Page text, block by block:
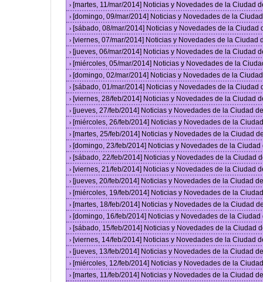
› [martes, 11/mar/2014] Noticias y Novedades de la Ciudad
› [domingo, 09/mar/2014] Noticias y Novedades de la
› [sábado, 08/mar/2014] Noticias y Novedades de la Ciudad
› [viernes, 07/mar/2014] Noticias y Novedades de la Ciudad
› [jueves, 06/mar/2014] Noticias y Novedades de la Ciudad
› [miércoles, 05/mar/2014] Noticias y Novedades de la
› [domingo, 02/mar/2014] Noticias y Novedades de la
› [sábado, 01/mar/2014] Noticias y Novedades de la Ciudad
› [viernes, 28/feb/2014] Noticias y Novedades de la Ciudad
› [jueves, 27/feb/2014] Noticias y Novedades de la Ciudad
› [miércoles, 26/feb/2014] Noticias y Novedades de la
› [martes, 25/feb/2014] Noticias y Novedades de la Ciudad
› [domingo, 23/feb/2014] Noticias y Novedades de la
› [sábado, 22/feb/2014] Noticias y Novedades de la Ciudad
› [viernes, 21/feb/2014] Noticias y Novedades de la Ciudad
› [jueves, 20/feb/2014] Noticias y Novedades de la Ciudad
› [miércoles, 19/feb/2014] Noticias y Novedades de la
› [martes, 18/feb/2014] Noticias y Novedades de la Ciudad
› [domingo, 16/feb/2014] Noticias y Novedades de la
› [sábado, 15/feb/2014] Noticias y Novedades de la Ciudad
› [viernes, 14/feb/2014] Noticias y Novedades de la Ciudad
› [jueves, 13/feb/2014] Noticias y Novedades de la Ciudad
› [miércoles, 12/feb/2014] Noticias y Novedades de la
› [martes, 11/feb/2014] Noticias y Novedades de la Ciudad